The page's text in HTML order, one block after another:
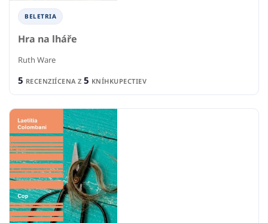
BELETRIA
Hra na lháře
Ruth Ware
5 RECENZIÍCENA Z 5 KNÍHKUPECTIEV